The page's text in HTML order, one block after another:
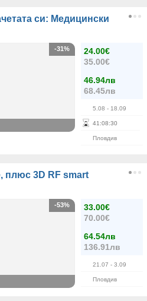
си: Медицински
24.00€
35.00€
46.94лв
68.45лв
5.08 - 18.09
41 :08:30
Пловдив
-31%
плюс 3D RF smart
33.00€
70.00€
64.54лв
136.91лв
21.07 - 3.09
Пловдив
-53%